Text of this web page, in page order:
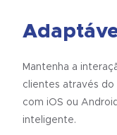
Mantenha a
clientes através do
com iOS ou
inteligente.